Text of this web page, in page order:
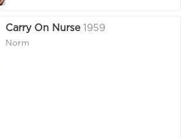
Carry On Nurse 1959
Norm